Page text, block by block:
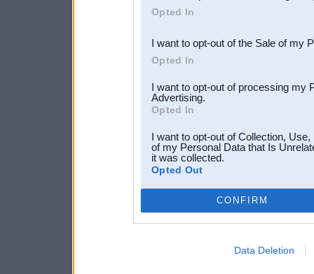
third parties.
Opted In
I want to opt-out of the Sale of my
Opted In
I want to opt-out of processing my
Advertising.
Opted In
I want to opt-out of Collection,
of my Personal Data that Is
it was collected.
Opted Out
CONFIRM
Data Deletion